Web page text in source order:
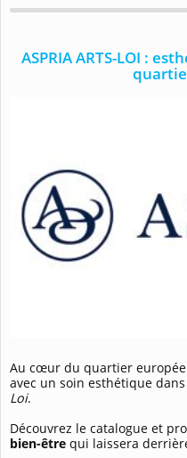
ASPRIA ARTS-LOI :
Au cœur du quartier
avec un soin esthétique
Loi.
Découvrez le catalogue et
bien-être qui laissera